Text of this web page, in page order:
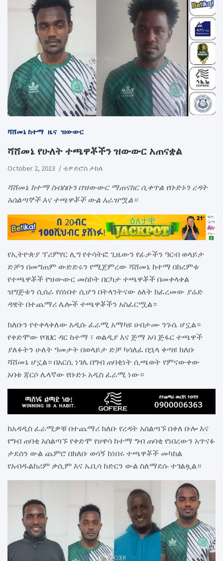
ሻሸመኔ ከተማ ዜና ዝውውር
ሻሸመኔ የሁለት ተጫዋቾችን ዝውውር አጠናቋል
October 2, 2023 ቴዎድሮስ ታከለ
ሻሸመኔ ከተማ ስብስቡን በዝውውር ማጠናከር ሲቀጥል የቡድኑን ረዳት
አሰልጣኞች እና ተጫዋቾች ውል አራዝሟል።
የኢትዮጵያ ፕሪምየር ሊግ የተሳትፎ ጊዜውን የፊታችን ዓርብ ወላይታ
ድቻን በመግጠም ውድድሩን የሚጀምረው ሻሸመኔ ከተማ በክረምቱ
የተጫዋቾች የዝውውር መስኮት በርካታ ተጫዋቾች በመቀላቀል
ዝግጅቱን ሲሰራ የሰነበተ ሲሆን በትላንትናው ዕለት ከፈረመው ያሬድ
ዳዊት በተጨማሪ ሌሎች ተጫዋቾችን አስፈርሟል።
ክለቡን የተቀላቀለው አዲሱ ፈራሚ አማካዩ ሀብታሙ ንጉሴ ሆኗል።
የቀድሞው የባህር ዳር ከተማ ፣ ወልዲያ እና ጅማ አባ ጅፋር ተጫዋች
ያለፉትን ሁለት ዓመታት በወላይታ ድቻ ካሳለፈ በኋላ ቀጣዩ ክለቡ
ሻሸመኔ ሆኗል። በአርሲ ነገሌ በግብ ጠባቂነት ሲጫወት የምናውቀው
አባቱ ጃርሶ ሌላኛው የቡድኑ አዲስ ፈራሚ ነው።
ከአዳዲስ ፈራሚዎቹ በተጨማሪ ክለቡ የረዳት አሰልጣኙ በቀለ ቡሎ እና
የግብ ጠባቂ አሰልጣኙ የቀድሞ የሀዋሳ ከተማ ግብ ጠባቂ የነበረውን አጥናፉ
ታደሰን ውል ጨምሮ በክለቡ ወሳኝ ከነበሩ ተጫዋቾች መካከል
የአብዱልከሪም ቃሲም እና ኤቢሳ ከድርን ውል ስለማደሱ ተገልጿል።